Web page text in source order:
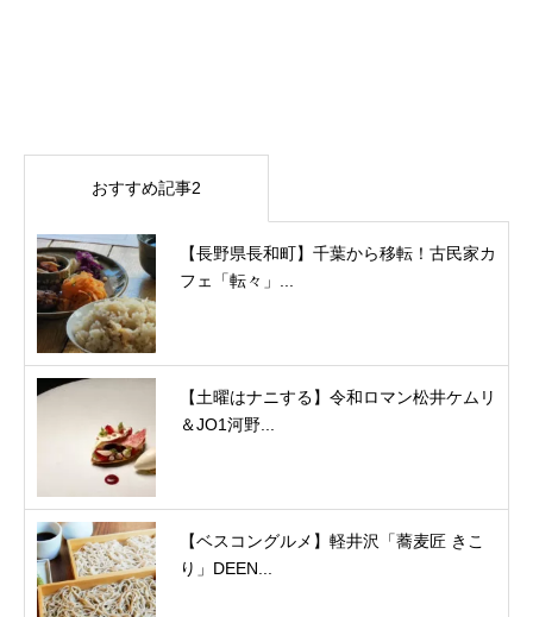
おすすめ記事2
【長野県長和町】千葉から移転！古民家カ
フェ「転々」...
【土曜はナニする】令和ロマン松井ケムリ
＆JO1河野...
【ベスコングルメ】軽井沢「蕎麦匠 きこ
り」DEEN...